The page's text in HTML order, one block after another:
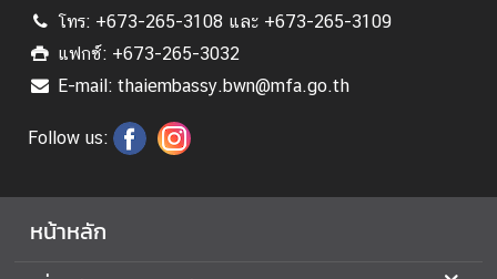
บ
ค
น
ท
อั
โทร: +673-265-3108 และ +673-265-3109
แฟกซ์: +673-265-3032
E-mail: thaiembassy.bwn@mfa.go.th
Follow us:
หน้าหลัก